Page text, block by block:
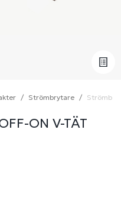
Strömbrytare
ON V-TÄT